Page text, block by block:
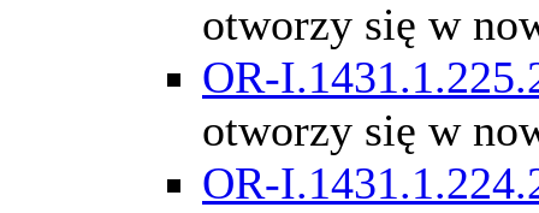
otworzy się w
OR-
otworzy się w
OR-